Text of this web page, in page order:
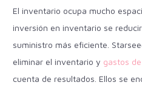
El inventario ocupa mucho
inversión en inventario se
suministro más eficiente.
eliminar el inventario y gastos
cuenta de resultados. Ellos se